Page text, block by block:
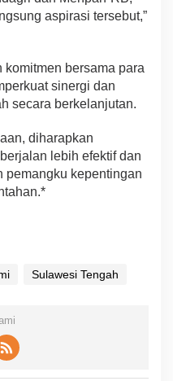
aspirasi tersebut,”
komitmen bersama para
sinergi dan
secara berkelanjutan.
diharapkan
lebih efektif dan
pemangku kepentingan
Sulawesi Tengah